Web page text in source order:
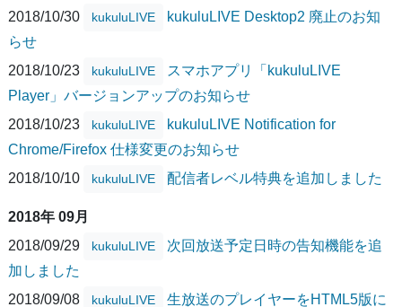
2018/10/30
kukuluLIVE
kukuluLIVE Desktop2 廃止のお知
らせ
2018/10/23
kukuluLIVE
スマホアプリ「kukuluLIVE
Player」バージョンアップのお知らせ
2018/10/23
kukuluLIVE
kukuluLIVE Notification for
Chrome/Firefox 仕様変更のお知らせ
2018/10/10
kukuluLIVE 配信者レベル特典を追加しました
2018年 09月
2018/09/29
kukuluLIVE
次回放送予定日時の告知機能を追
加しました
2018/09/08
kukuluLIVE 生放送のプレイヤーをHTML5版に